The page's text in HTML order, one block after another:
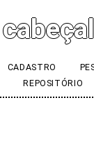
CADASTRO
REPOSITÓRIO